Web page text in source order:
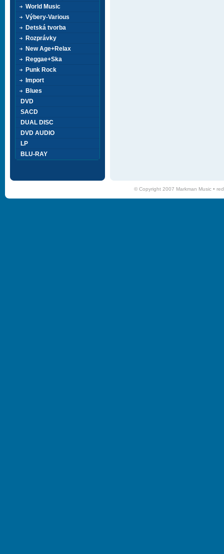
World Music
Výbery-Various
Detská tvorba
Rozprávky
New Age+Relax
Reggae+Ska
Punk Rock
Import
Blues
DVD
SACD
DUAL DISC
DVD AUDIO
LP
BLU-RAY
© Copyright 2007 Markman Music •